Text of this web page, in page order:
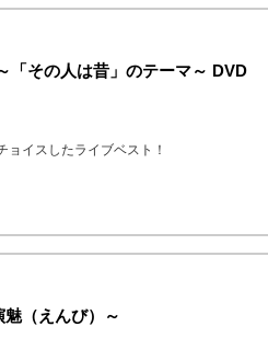
「その人は昔」のテーマ～ DVD
イスしたライブベスト！
（えんび）～